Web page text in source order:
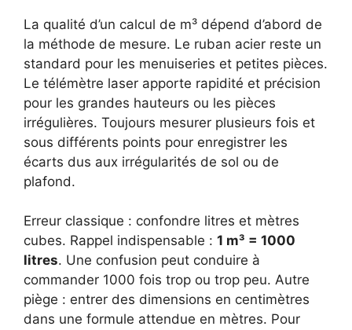
La qualité d’un calcul de m³ dépend d’abord de
la méthode de mesure. Le ruban acier reste un
standard pour les menuiseries et petites pièces.
Le télémètre laser apporte rapidité et précision
pour les grandes hauteurs ou les pièces
irrégulières. Toujours mesurer plusieurs fois et
sous différents points pour enregistrer les
écarts dus aux irrégularités de sol ou de
plafond.
Erreur classique : confondre litres et mètres
cubes. Rappel indispensable : 1 m³ = 1000
litres. Une confusion peut conduire à
commander 1000 fois trop ou trop peu. Autre
piège : entrer des dimensions en centimètres
dans une formule attendue en mètres. Pour